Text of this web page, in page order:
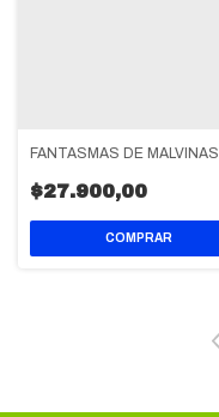
FANTASMAS DE MALVINAS
$27.900,00